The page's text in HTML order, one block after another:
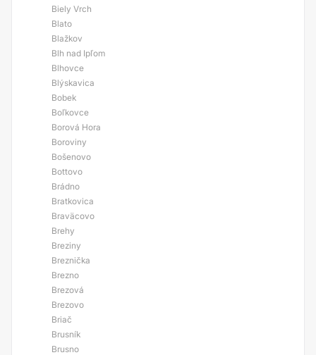
Biely Vrch
Blato
Blažkov
Blh nad Ipľom
Blhovce
Blýskavica
Bobek
Boľkovce
Borová Hora
Boroviny
Bošenovo
Bottovo
Brádno
Bratkovica
Braväcovo
Brehy
Breziny
Breznička
Brezno
Brezová
Brezovo
Briač
Brusník
Brusno